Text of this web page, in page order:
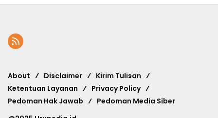
About Disclaimer
Kirim Tulisan
Ketentuan Layanan
Privacy Policy
Pedoman Hak Jawab
Pedoman Media Siber